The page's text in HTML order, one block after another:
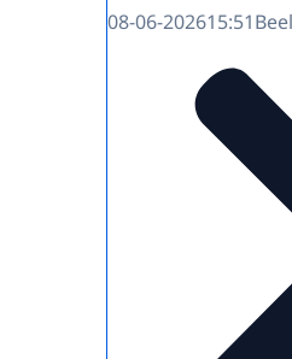
08-06-202615:51